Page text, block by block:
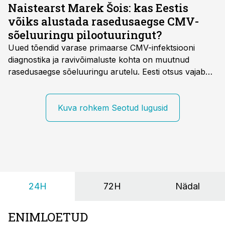
Naistearst Marek Šois: kas Eestis
võiks alustada rasedusaegse CMV-
sõeluuringu pilootuuringut?
Uued tõendid varase primaarse CMV-infektsiooni
diagnostika ja ravivõimaluste kohta on muutnud
rasedusaegse sõeluuringu arutelu. Eesti otsus vajab
rasedusaegse ja vastsündinute sõeluuringu võrdlust,
kirjutab naistearst dr Marek Šois, kes on
spetsialiseerunud lootemeditsiinile.
Kuva rohkem Seotud lugusid
24H 72H Nädal
ENIMLOETUD